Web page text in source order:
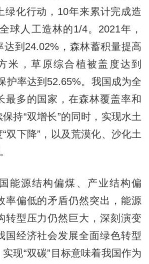
绿化行动，10年来累计完成造
球人工造林的1/4。2021年，
达到24.02%，森林蓄积量提高
米，草原综合植被盖度达到
护率达到52.65%。我国成为全
最多的国家，在森林覆盖率和
持“双增长”的同时，实现水土
双下降”，以及荒漠化、沙化土
源结构偏煤、产业结构偏
率偏低的矛盾仍然突出，能源
转型压力仍然巨大，深刻演变
国经济社会发展全面绿色转型
现“双碳”目标意味着我国作为